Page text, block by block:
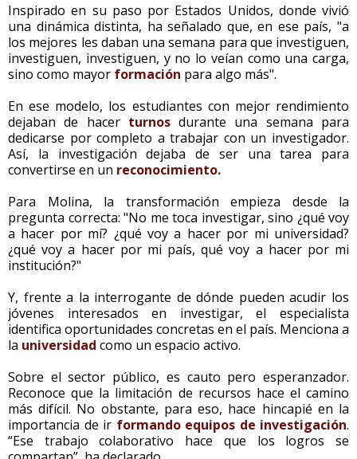
Inspirado en su paso por Estados Unidos, donde vivió
una dinámica distinta, ha señalado que, en ese país, "a
los mejores les daban una semana para que investiguen,
investiguen, investiguen, y no lo veían como una carga,
sino como mayor formación para algo más".
En ese modelo, los estudiantes con mejor rendimiento
dejaban de hacer turnosdurante una semana para
dedicarse por completo a trabajar con un investigador.
Así, la investigación dejaba de ser una tarea para
convertirse en un reconocimiento.
Para Molina, la transformación empieza desde la
pregunta correcta: "No me toca investigar, sino ¿qué voy
a hacer por mí? ¿qué voy a hacer por mi universidad?
¿qué voy a hacer por mi país, qué voy a hacer por mi
institución?"
Y, frente a la interrogante de dónde pueden acudir los
jóvenes interesados en investigar, el especialista
identifica oportunidades concretas en el país. Menciona a
la universidad como un espacio activo.
Sobre el sector público, es cauto pero esperanzador.
Reconoce que la limitación de recursos hace el camino
más difícil. No obstante, para eso, hace hincapié en la
importancia de ir formando equipos de investigación.
“Ese trabajo colaborativo hace que los logros se